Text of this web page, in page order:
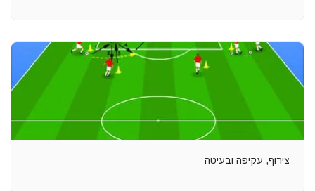
צירוף, עקיפה ובעיטה